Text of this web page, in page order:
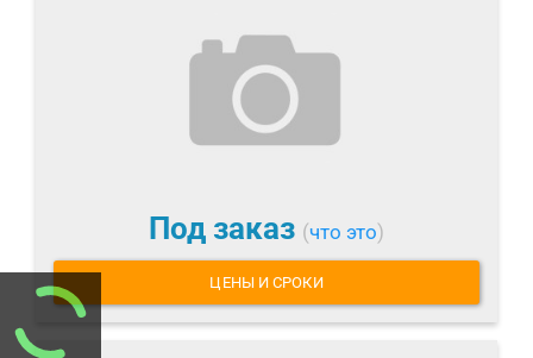
Под заказ (что это)
ЦЕНЫ И СРОКИ